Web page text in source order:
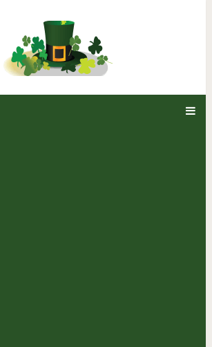
«Стоит ли заводить
рыжего кота и